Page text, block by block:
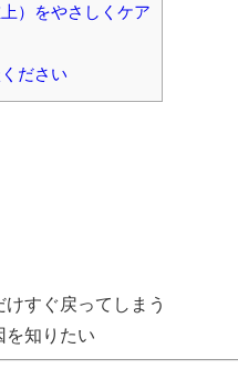
）をやさしくケア
ださい
すぐ戻ってしまう
を知りたい